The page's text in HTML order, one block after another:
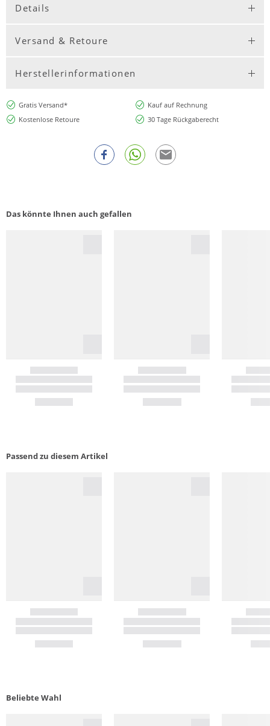
Details
Versand & Retoure
Herstellerinformationen
Gratis Versand*
Kauf auf Rechnung
Kostenlose Retoure
30 Tage Rückgaberecht
Das könnte Ihnen auch gefallen
Passend zu diesem Artikel
Beliebte Wahl